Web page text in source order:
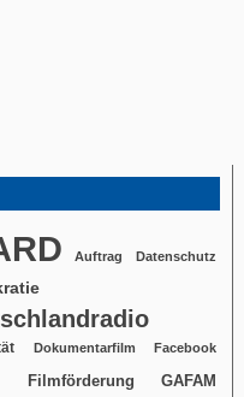
Auftrag Datenschutz
Dokumentarfilm Facebook
Filmförderung GAFAM